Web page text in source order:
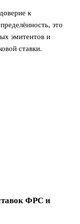
к
это
эмитентов и
ставки.
ФРС и